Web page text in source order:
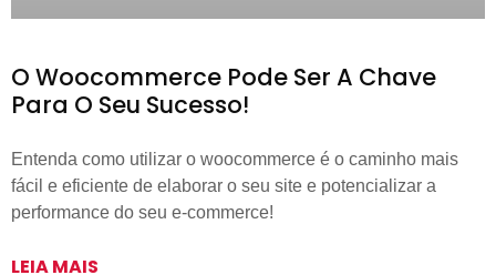
O Woocommerce Pode Ser A Chave
Para O Seu Sucesso!
Entenda como utilizar o woocommerce é o caminho mais
fácil e eficiente de elaborar o seu site e potencializar a
performance do seu e-commerce!
LEIA MAIS